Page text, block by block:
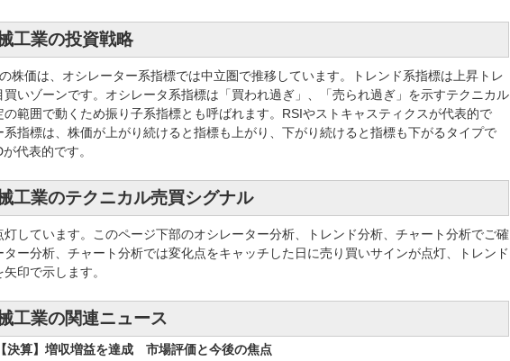
工業の投資戦略
株価は、オシレーター系指標では中立圏で推移しています。トレンド系指標は上昇トレ
買いゾーンです。オシレータ系指標は「買われ過ぎ」、「売られ過ぎ」を示すテクニカル
範囲で動くため振り子系指標とも呼ばれます。RSIやストキャスティクスが代表的で
指標は、株価が上がり続けると指標も上がり、下がり続けると指標も下がるタイプで
代表的です。
工業のテクニカル売買シグナル
しています。このページ下部のオシレーター分析、トレンド分析、チャート分析でご確
ー分析、チャート分析では変化点をキャッチした日に売り買いサインが点灯、トレンド
印で示します。
工業の関連ニュース
【決算】増収増益を達成 市場評価と今後の焦点